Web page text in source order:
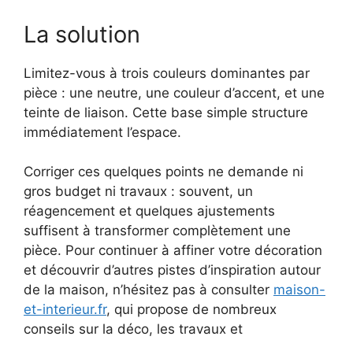
La solution
Limitez-vous à trois couleurs dominantes par
pièce : une neutre, une couleur d’accent, et une
teinte de liaison. Cette base simple structure
immédiatement l’espace.
Corriger ces quelques points ne demande ni
gros budget ni travaux : souvent, un
réagencement et quelques ajustements
suffisent à transformer complètement une
pièce. Pour continuer à affiner votre décoration
et découvrir d’autres pistes d’inspiration autour
de la maison, n’hésitez pas à consulter maison-
et-interieur.fr, qui propose de nombreux
conseils sur la déco, les travaux et